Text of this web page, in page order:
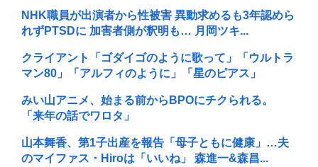
NHK職員が出演者から性被害 異動求めるも3年認めら
れずPTSDに 加害者側が釈明も… 月岡ツキ...
クライアント「ゴダイゴのように歌って」「ウルトラ
マン80」「アルフィのように」「星のピアス」
みい山アニメ、始まる前からBPOにチクられる。
「来年の話でワロタ」
山本舞香、第1子出産を報告「母子ともに健康」…夫
のマイファス・Hiroは「いいね」 森進一&森昌...